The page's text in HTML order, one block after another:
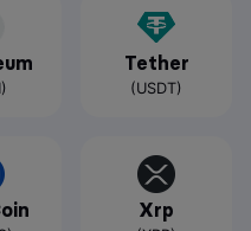
Tether
(USDT)
Xrp